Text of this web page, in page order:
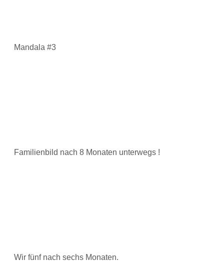
Mandala #3
Familienbild nach 8 Monaten unterwegs !
Wir fünf nach sechs Monaten.